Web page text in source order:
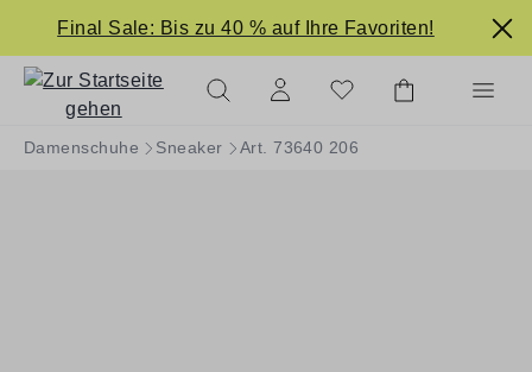
springen
Final Sale: Bis zu 40 % auf Ihre Favoriten!
Damenschuhe Sneaker Art. 73640 206